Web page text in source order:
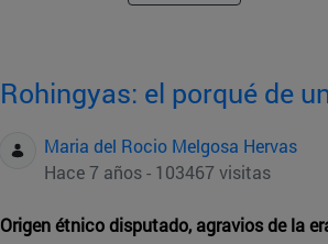
Rohingyas: el porqué de
Maria del Rocio Melgosa Hervas
Hace 7 años - 103467 visitas
Origen étnico disputado, agravios de la